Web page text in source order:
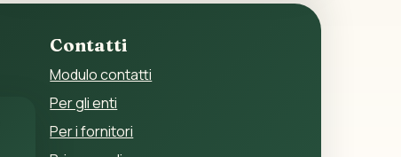
Contatti
Modulo contatti
Per gli enti
Per i fornitori